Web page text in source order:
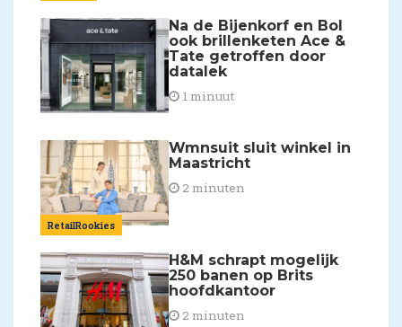
Na de Bijenkorf en Bol
ook brillenketen Ace &
Tate getroffen door
datalek
1 minuut
RetailRookies
Wmnsuit sluit winkel in
Maastricht
2 minuten
H&M schrapt mogelijk
250 banen op Brits
hoofdkantoor
2 minuten